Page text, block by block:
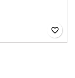
favorite_border